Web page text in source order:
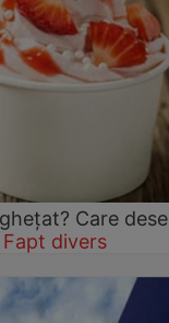
Care
Fapt divers